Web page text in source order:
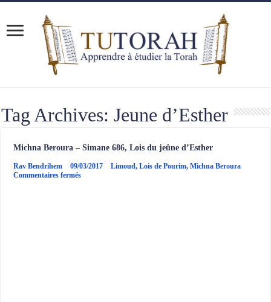
Tag Archives:Jeune d’Esther
Michna Beroura – Simane 686, Lois du jeûne d’Esther
Rav Bendrihem 09/03/2017 Limoud,Lois de Pourim,Michna Beroura
Commentaires ferméssur